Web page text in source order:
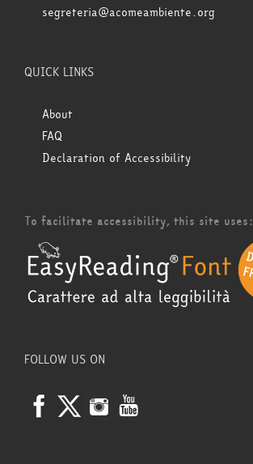
segreteria@acomeambiente.org
QUICK LINKS
About
FAQ
Declaration of Accessibility
To facilitate accessibility, this site uses:
FOLLOW US ON